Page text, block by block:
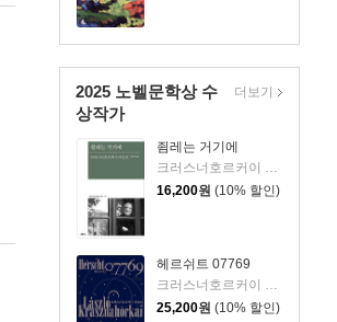
2025 노벨문학상 수
상작가
죔레는 거기에
크러스너호르커이 라슬로 저/김보국 역
16,200원 (10% 할인)
헤르쉬트 07769
크러스너호르커이 라슬로 저/구소영 역
25,200원 (10% 할인)
더보기